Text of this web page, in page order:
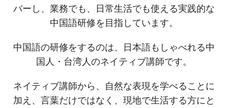
バーし、業務でも、日常生活でも使える実践的な
中国語研修を目指しています。
中国語の研修をするのは、日本語もしゃべれる中
国人・台湾人のネイティブ講師です。
ネイティブ講師から、自然な表現を学べることに
加え、言葉だけではなく、現地で生活する方にと